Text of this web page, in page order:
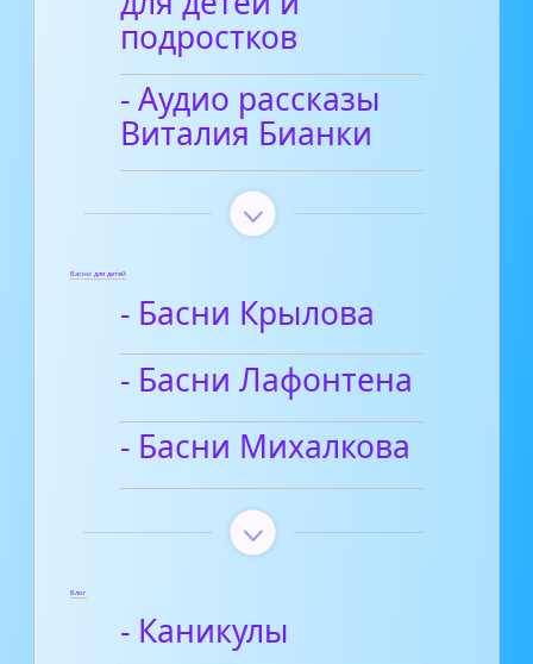
подростков
- Аудио рассказы
Виталия Бианки
Басни для детей
- Басни Крылова
- Басни Лафонтена
- Басни Михалкова
Блог
- Каникулы